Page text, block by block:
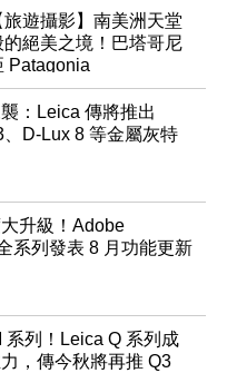
旅遊攝影】南美洲天堂
的絕美之境！巴塔哥尼
Patagonia
：Leica 傳將推出
、D-Lux 8 等金屬灰特
升級！Adobe
系列發表 8 月功能更新
系列！Leica Q 系列成
，傳今秋將再推 Q3